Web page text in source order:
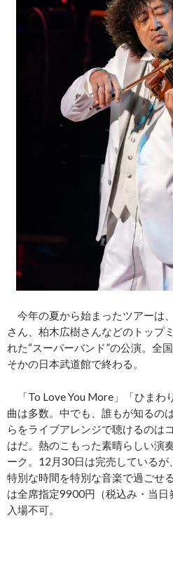
今年の夏から始まったツアーは
さん、柏木広樹さんなどのトップ
れた“スーパーバンド”の公演。全
そかの日本武道館で終わる。
「To Love You More」「ひまわ
曲は多数。中でも、誰もが知るの
らをライブアレンジで聴けるのは
はだ。熱のこもった素晴らしい演
ーク。12月30日は完売しているが
特別な時間を特別な音楽で過ごせ
は全席指定9900円（税込み・当
入場不可。